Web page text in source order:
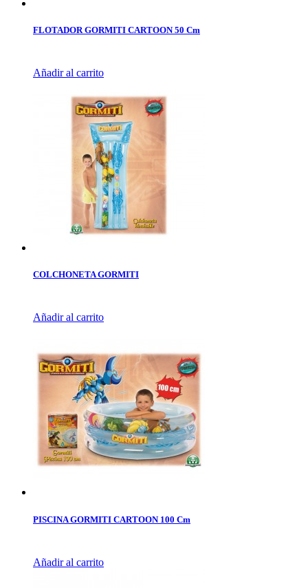
FLOTADOR GORMITI CARTOON 50 Cm
Añadir al carrito
COLCHONETA GORMITI
Añadir al carrito
PISCINA GORMITI CARTOON 100 Cm
Añadir al carrito